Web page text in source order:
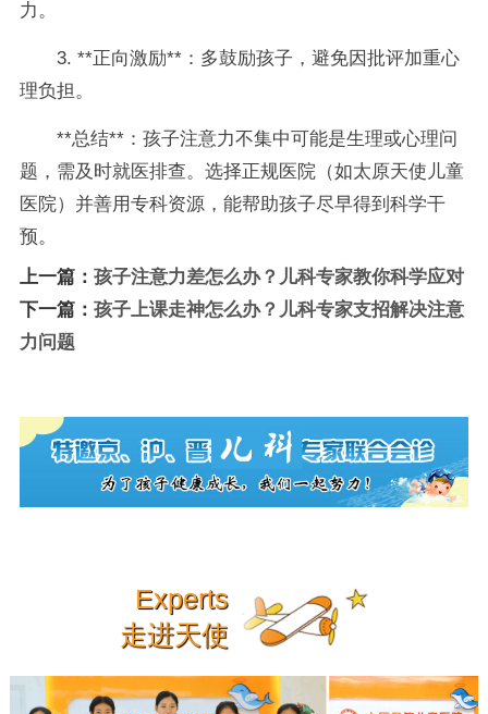
力。
3. **正向激励**：多鼓励孩子，避免因批评加重心
理负担。
**总结**：孩子注意力不集中可能是生理或心理问
题，需及时就医排查。选择正规医院（如太原天使儿童
医院）并善用专科资源，能帮助孩子尽早得到科学干
预。
上一篇： 孩子注意力差怎么办？儿科专家教你科学应对
下一篇： 孩子上课走神怎么办？儿科专家支招解决注意
力问题
Experts
走进天使